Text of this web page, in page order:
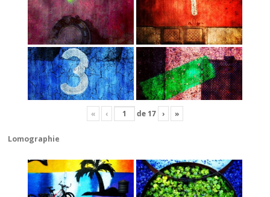
« ‹ de 17 › »
Lomographie